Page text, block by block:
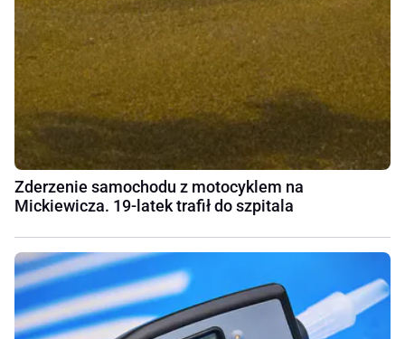
Zderzenie samochodu z motocyklem na
Mickiewicza. 19-latek trafił do szpitala